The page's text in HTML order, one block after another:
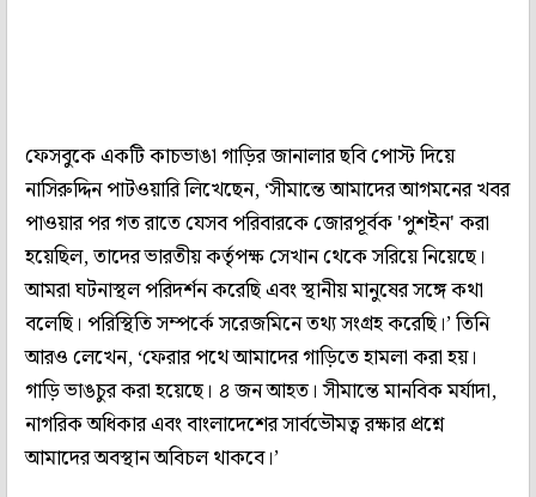
ফেসবুকে একটি কাচভাঙা গাড়ির জানালার ছবি পোস্ট দিয়ে
নাসিরুদ্দিন পাটওয়ারি লিখেছেন, ‘সীমান্তে আমাদের আগমনের খবর
পাওয়ার পর গত রাতে যেসব পরিবারকে জোরপূর্বক 'পুশইন' করা
হয়েছিল, তাদের ভারতীয় কর্তৃপক্ষ সেখান থেকে সরিয়ে নিয়েছে।
আমরা ঘটনাস্থল পরিদর্শন করেছি এবং স্থানীয় মানুষের সঙ্গে কথা
বলেছি। পরিস্থিতি সম্পর্কে সরেজমিনে তথ্য সংগ্রহ করেছি।’ তিনি
আরও লেখেন, ‘ফেরার পথে আমাদের গাড়িতে হামলা করা হয়।
গাড়ি ভাঙচুর করা হয়েছে। ৪ জন আহত। সীমান্তে মানবিক মর্যাদা,
নাগরিক অধিকার এবং বাংলাদেশের সার্বভৌমত্ব রক্ষার প্রশ্নে
আমাদের অবস্থান অবিচল থাকবে।’